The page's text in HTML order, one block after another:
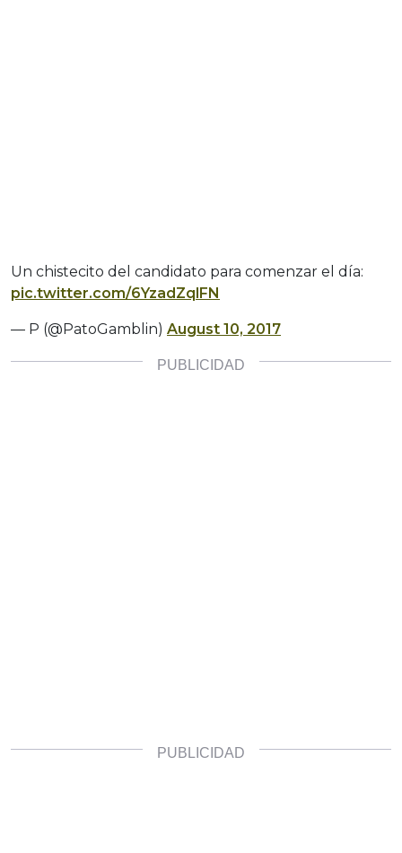
Un chistecito del candidato para comenzar el día:
pic.twitter.com/6YzadZqlFN
— P (@PatoGamblin) August 10, 2017